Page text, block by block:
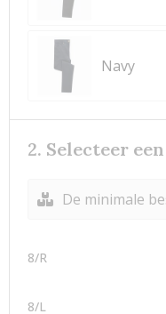
Navy
2. Selecteer
De minimale
8/R
8/L